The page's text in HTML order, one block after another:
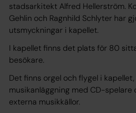
stadsarkitekt Alfred Hellerström.
Gehlin och Ragnhild Schlyter har
utsmyckningar i kapellet.
I kapellet finns det plats för 80
besökare.
Det finns orgel och flygel i
musikanläggning med CD-spelare
externa musikkällor.